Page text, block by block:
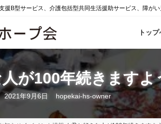
援B型サービス、介護包括型共同生活援助サービス、障が
トッ
が100年続きます
最
終
日
2021年9月6日 hopekai-hs-owner